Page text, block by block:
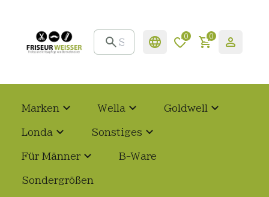
0 0
Marken Wella Goldwell
Londa Sonstiges
Für Männer B-Ware
Sondergrößen